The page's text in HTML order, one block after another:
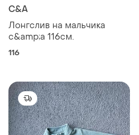
C&A
Лонгслив на мальчика
c&amp;a 116см.
116